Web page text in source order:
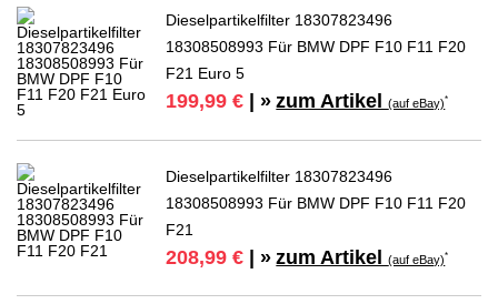
Dieselpartikelfilter 18307823496
18308508993 Für BMW DPF F10 F11 F20
F21 Euro 5
199,99 € | » zum Artikel(auf eBay)*
Dieselpartikelfilter 18307823496
18308508993 Für BMW DPF F10 F11 F20
F21
208,99 € | » zum Artikel(auf eBay)*